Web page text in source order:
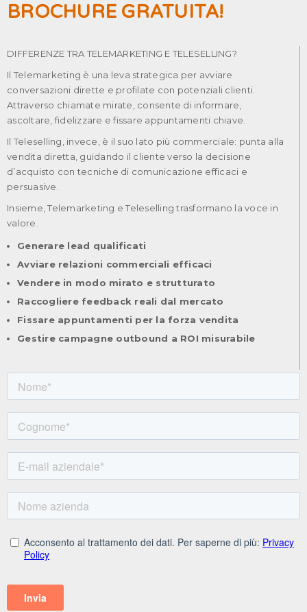
BROCHURE GRATUITA!
DIFFERENZE TRA TELEMARKETING E TELESELLING?
Il Telemarketing è una leva strategica per avviare
conversazioni dirette e profilate con potenziali clienti.
Attraverso chiamate mirate, consente di informare,
ascoltare, fidelizzare e fissare appuntamenti chiave.
Il Teleselling, invece, è il suo lato più commerciale: punta alla
vendita diretta, guidando il cliente verso la decisione
d’acquisto con tecniche di comunicazione efficaci e
persuasive.
Insieme, Telemarketing e Teleselling trasformano la voce in
valore.
Generare lead qualificati
Avviare relazioni commerciali efficaci
Vendere in modo mirato e strutturato
Raccogliere feedback reali dal mercato
Fissare appuntamenti per la forza vendita
Gestire campagne outbound a ROI misurabile